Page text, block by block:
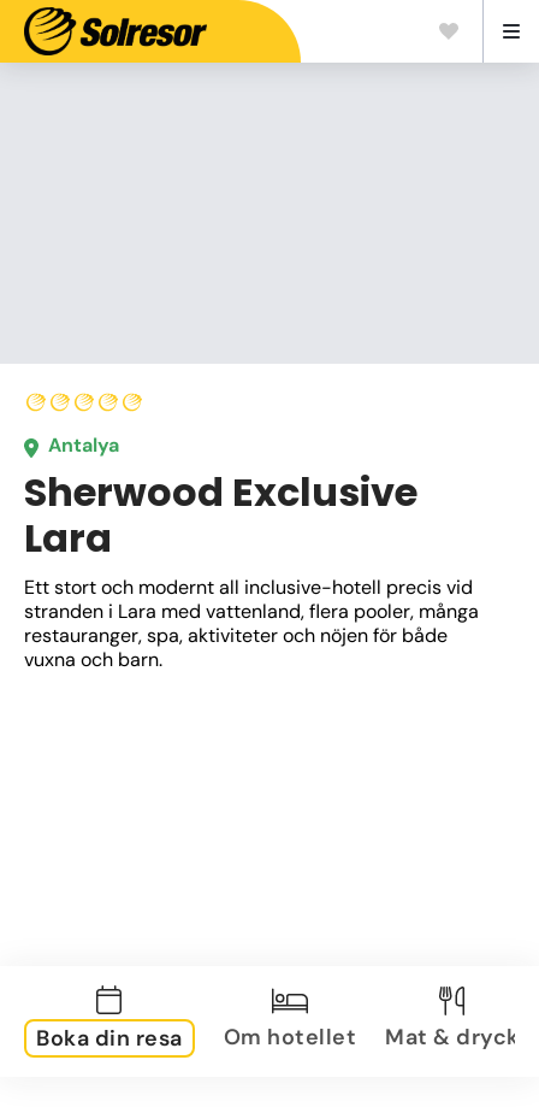
Antalya
Sherwood Exclusive
Lara
Ett stort och modernt all inclusive-hotell precis vid
stranden i Lara med vattenland, flera pooler, många
restauranger, spa, aktiviteter och nöjen för både
vuxna och barn.
Boka din resa Om hotellet Mat & dryck